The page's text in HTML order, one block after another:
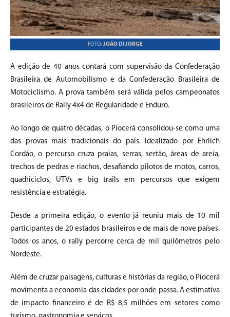
FOTO:JOÃO DI JORGE
A edição de 40 anos contará com supervisão da Confederação
Brasileira de Automobilismo e da Confederação Brasileira de
Motociclismo. A prova também será válida pelos campeonatos
brasileiros de Rally 4x4 de Regularidade e Enduro.
Ao longo de quatro décadas, o Piocerá consolidou-se como uma
das provas mais tradicionais do país. Idealizado por Ehrlich
Cordão, o percurso cruza praias, serras, sertão, áreas de areia,
trechos de pedras e riachos, desafiando pilotos de motos, carros,
quadriciclos, UTVs e big trails em percursos que exigem
resistência e estratégia.
Desde a primeira edição, o evento já reuniu mais de 10 mil
participantes de 20 estados brasileiros e de mais de nove países.
Todos os anos, o rally percorre cerca de mil quilômetros pelo
Nordeste.
Além de cruzar paisagens, culturas e histórias da região, o Piocerá
movimenta a economia das cidades por onde passa. A estimativa
de impacto financeiro é de R$ 8,5 milhões em setores como